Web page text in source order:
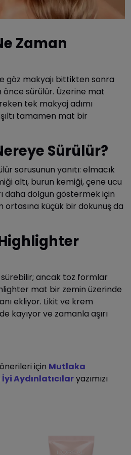
Zaman
göz makyajı bittikten sonra
önce sürülür. Üzerine mat
tek makyaj adımı
tamamen mat bir
Sürülür?
sorusunun yanıtı: elmacık
altı, burun kemiği, çene ucu
daha dolgun göstermek için
ortasına küçük bir dokunuş da
ancak toz formlar
mat bir zemin üzerinde
ekliyor. Likit ve krem
kayıyor ve zamanla aşırı
için Mutlaka
Aydınlatıcılaryazımızı